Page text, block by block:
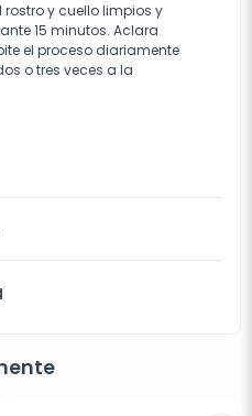
y cuello limpios y
15 minutos. Aclara
el proceso diariamente
o tres veces a la